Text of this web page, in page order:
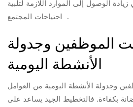
الوصول إلى الموارد اللازمة لتلبية
احتياجات المجتمع .
الموظفين وجدولة
الأنشطة اليومية
وجدولة الأنشطة اليومية من العوامل
بكفاءة. فالتخطيط الجيد يساعد على